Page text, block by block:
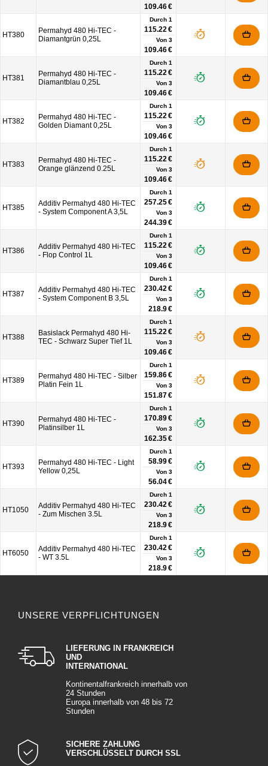
109.46 €
HT380
Permahyd 480 Hi-TEC -
Diamantgrün 0,25L
Durch 1
115.22 €
Von 3
109.46 €
HT381
Permahyd 480 Hi-TEC -
Diamantblau 0,25L
Durch 1
115.22 €
Von 3
109.46 €
HT382
Permahyd 480 Hi-TEC -
Golden Diamant 0,25L
Durch 1
115.22 €
Von 3
109.46 €
HT383
Permahyd 480 Hi-TEC -
Orange glänzend 0.25L
Durch 1
115.22 €
Von 3
109.46 €
HT385
Additiv Permahyd 480 Hi-TEC
- System Component A 3,5L
Durch 1
257.25 €
Von 3
244.39 €
HT386
Additiv Permahyd 480 Hi-TEC
- Flop Control 1L
Durch 1
115.22 €
Von 3
109.46 €
HT387
Additiv Permahyd 480 Hi-TEC
- System Component B 3,5L
Durch 1
230.42 €
Von 3
218.9 €
HT388
Basislack Permahyd 480 Hi-
TEC - Schwarz Super Tief 1L
Durch 1
115.22 €
Von 3
109.46 €
HT389
Permahyd 480 Hi-TEC - Silber
Platin Fein 1L
Durch 1
159.86 €
Von 3
151.87 €
HT390
Permahyd 480 Hi-TEC -
Platinsilber 1L
Durch 1
170.89 €
Von 3
162.35 €
HT393
Permahyd 480 Hi-TEC - Light
Yellow 0,25L
Durch 1
58.99 €
Von 3
56.04 €
HT1050
Additiv Permahyd 480 Hi-TEC
- Zum Mischen 3.5L
Durch 1
230.42 €
Von 3
218.9 €
HT6050
Additiv Permahyd 480 Hi-TEC
- WT 3.5L
Durch 1
230.42 €
Von 3
218.9 €
UNSERE VERPFLICHTUNGEN
LIEFERUNG IN FRANKREICH
UND
INTERNATIONAL
Kontinentalfrankreich innerhalb von
24 Stunden
Europa innerhalb von 48 bis 72
Stunden
SICHERE ZAHLUNG
VERSCHLÜSSELT DURCH SSL